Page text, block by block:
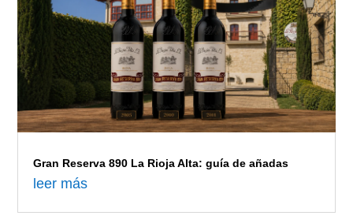
Gran Reserva 890 La Rioja Alta: guía de añadas
leer más